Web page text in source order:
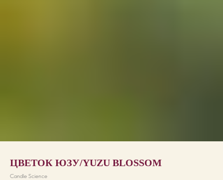
ЦВЕТОК ЮЗУ/YUZU BLOSSOM
Candle Science